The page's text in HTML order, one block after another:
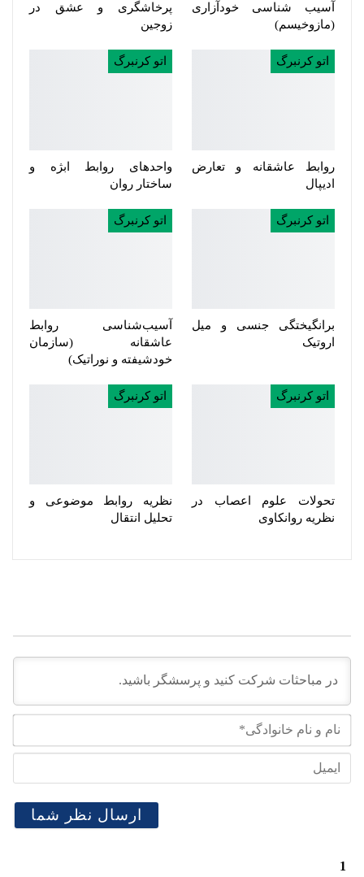
آسیب شناسی خودآزاری
(مازوخیسم)
پرخاشگری و عشق در
زوجین
اتو کرنبرگ
روابط عاشقانه و تعارض
ادیپال
اتو کرنبرگ
واحدهای روابط ابژه و
ساختار روان
اتو کرنبرگ
برانگیختگی جنسی و میل
اروتیک
اتو کرنبرگ
آسیب‌شناسی روابط
عاشقانه (سازمان
خودشیفته و نوراتیک)
اتو کرنبرگ
تحولات علوم اعصاب در
نظریه روانکاوی
اتو کرنبرگ
نظریه روابط موضوعی و
تحلیل انتقال
نام
1